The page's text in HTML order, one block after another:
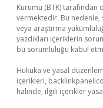
Kurumu (BTK) tarafından
vermektedir. Bu
veya araştırma
yazdıkları içeriklerin
bu sorumluluğu kabul
Hukuka ve yasal
içerikleri,
halinde, ilgili içerikler